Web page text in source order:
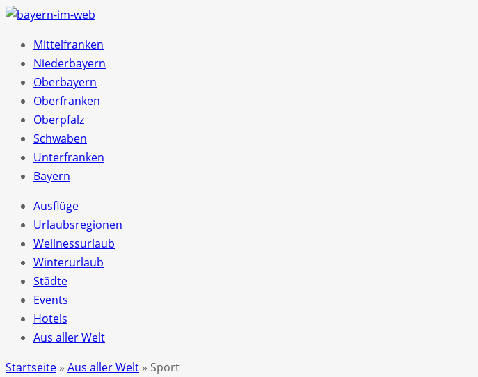
Mittelfranken
Niederbayern
Oberbayern
Oberfranken
Oberpfalz
Schwaben
Unterfranken
Bayern
Ausflüge
Urlaubsregionen
Wellnessurlaub
Winterurlaub
Städte
Events
Hotels
Aus aller Welt
Startseite » Aus aller Welt » Sport